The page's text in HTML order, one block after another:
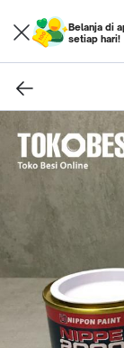
Belanja di
setiap hari!